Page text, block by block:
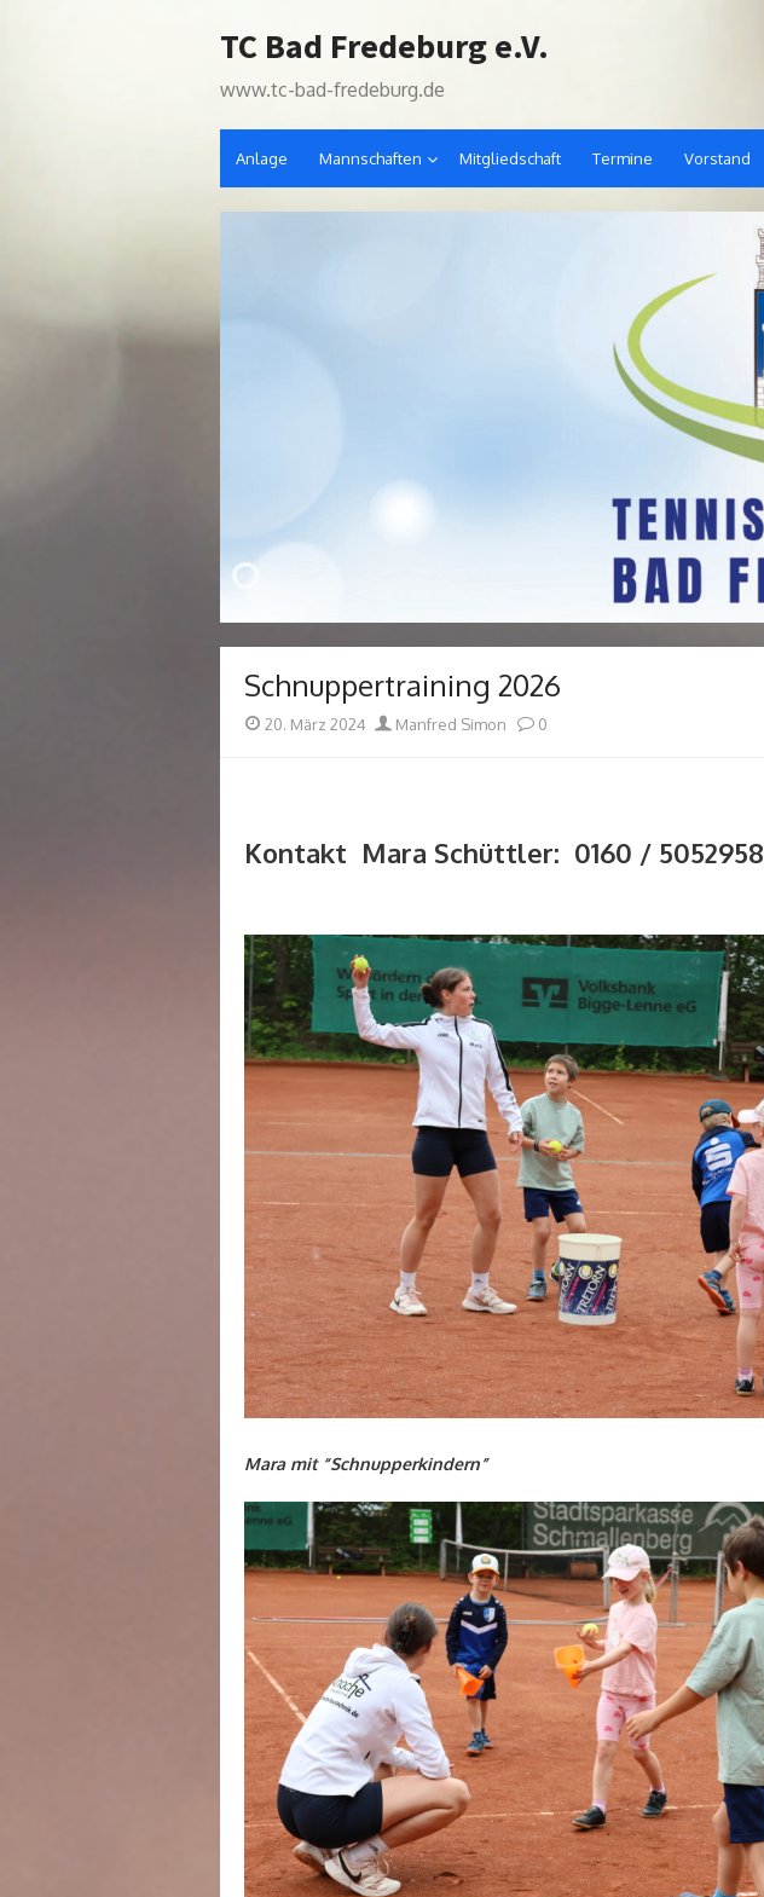
to
TC Bad Fredeburg e.V.
www.tc-bad-fredeburg.de
Anlage Mannschaften Mitgliedschaft Termine Vorstand
Schnuppertraining 2026
Posted
20. März 2024 Author
Manfred Simon 0
Kontakt Mara Schüttler: 0160 / 5052958
Mara mit “Schnupperkindern”